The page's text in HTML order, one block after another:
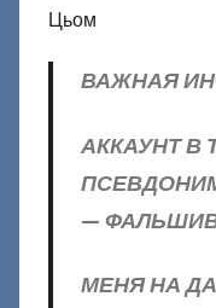
Цьом
ВАЖНАЯ
АККАУНТ В
—
МЕНЯ НА